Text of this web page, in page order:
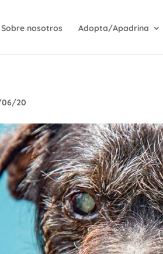
Sobre nosotros Adopta/Apadrina
20